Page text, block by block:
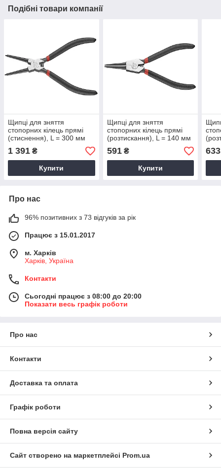
Подібні товари компанії
Щипці для зняття
стопорних кілець прямі
(стиснення), L = 300 мм
(FORCE 60912ASC)
1 391 ₴
Купити
Щипці для зняття
стопорних кілець прямі
(розтискання), L = 140 мм
(FORCE 60905ASO)
591₴
Купити
633
Про нас
96% позитивних з 73 відгуків за рік
Працює з 15.01.2017
м. Харків
Харків, Україна
Контакти
Сьогодні працює з 08:00 до 20:00
Показати весь графік роботи
Про нас
Контакти
Доставка та оплата
Графік роботи
Повна версія сайту
Сайт створено на маркетплейсі Prom.ua